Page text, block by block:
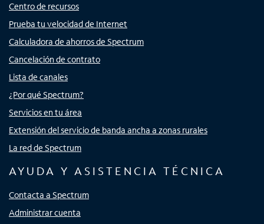
Centro de recursos
Prueba tu velocidad de Internet
Calculadora de ahorros de Spectrum
Cancelación de contrato
Lista de canales
¿Por qué Spectrum?
Servicios en tu área
Extensión del servicio de banda ancha a zonas rurales
La red de Spectrum
AYUDA Y ASISTENCIA TÉCNICA
Contacta a Spectrum
Administrar cuenta